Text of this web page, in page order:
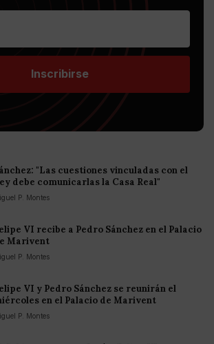
Inscribirse
"Las cuestiones vinculadas con el
debe comunicarlas la Casa Real"
P. Montes
VI recibe a Pedro Sánchez en el Palacio
Marivent
P. Montes
VI y Pedro Sánchez se reunirán el
en el Palacio de Marivent
P. Montes